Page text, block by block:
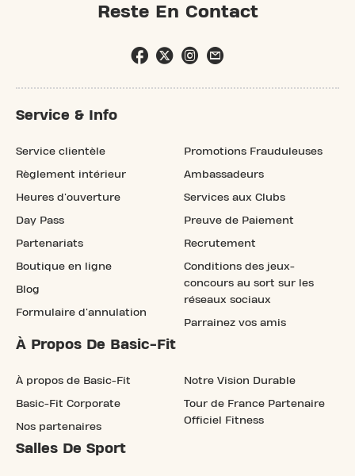
Reste En Contact
Service & Info
Service clientèle
Règlement intérieur
Heures d'ouverture
Day Pass
Partenariats
Boutique en ligne
Blog
Formulaire d'annulation
Promotions Frauduleuses
Ambassadeurs
Services aux Clubs
Preuve de Paiement
Recrutement
Conditions des jeux-
concours au sort sur les
réseaux sociaux
Parrainez vos amis
À Propos De Basic-Fit
À propos de Basic-Fit
Basic-Fit Corporate
Nos partenaires
Notre Vision Durable
Tour de France Partenaire
Officiel Fitness
Salles De Sport